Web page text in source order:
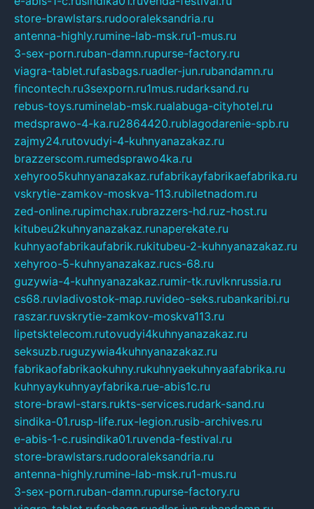
store-brawlstars.rudooraleksandria.ru
antenna-highly.rumine-lab-msk.ru1-mus.ru
3-sex-porn.ruban-damn.rupurse-factory.ru
viagra-tablet.rufasbags.ruadler-jun.rubandamn.ru
fincontech.ru3sexporn.ru1mus.rudarksand.ru
rebus-toys.ruminelab-msk.rualabuga-cityhotel.ru
medsprawo-4-ka.ru2864420.rublagodarenie-spb.ru
zajmy24.rutovudyi-4-kuhnyanazakaz.ru
brazzerscom.rumedsprawo4ka.ru
xehyroo5kuhnyanazakaz.rufabrikayfabrikaefabrika.ru
vskrytie-zamkov-moskva-113.rubiletnadom.ru
zed-online.rupimchax.rubrazzers-hd.ruz-host.ru
kitubeu2kuhnyanazakaz.runaperekate.ru
kuhnyaofabrikaufabrik.rukitubeu-2-kuhnyanazakaz.ru
xehyroo-5-kuhnyanazakaz.rucs-68.ru
guzywia-4-kuhnyanazakaz.rumir-tk.ruvlknrussia.ru
cs68.ruvladivostok-map.ruvideo-seks.rubankaribi.ru
raszar.ruvskrytie-zamkov-moskva113.ru
lipetsktelecom.rutovudyi4kuhnyanazakaz.ru
seksuzb.ruguzywia4kuhnyanazakaz.ru
fabrikaofabrikaokuhny.rukuhnyaekuhnyaafabrika.ru
kuhnyaykuhnyayfabrika.rue-abis1c.ru
store-brawl-stars.rukts-services.rudark-sand.ru
sindika-01.rusp-life.rux-legion.rusib-archives.ru
e-abis-1-c.rusindika01.ruvenda-festival.ru
store-brawlstars.rudooraleksandria.ru
antenna-highly.rumine-lab-msk.ru1-mus.ru
3-sex-porn.ruban-damn.rupurse-factory.ru